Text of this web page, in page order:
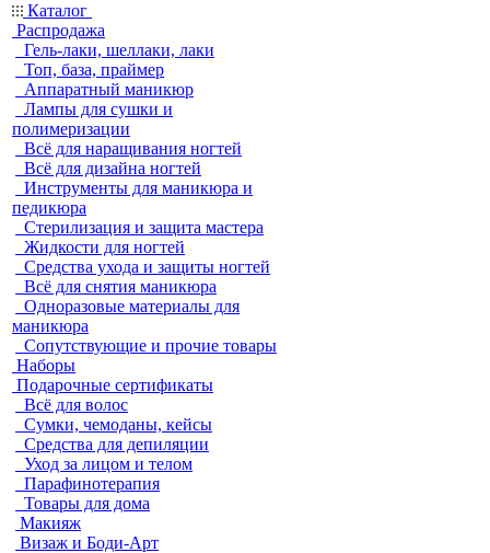
Каталог
Распродажа
Гель-лаки, шеллаки, лаки
Топ, база, праймер
Аппаратный маникюр
Лампы для сушки и
полимеризации
Всё для наращивания ногтей
Всё для дизайна ногтей
Инструменты для маникюра и
педикюра
Стерилизация и защита мастера
Жидкости для ногтей
Средства ухода и защиты ногтей
Всё для снятия маникюра
Одноразовые материалы для
маникюра
Сопутствующие и прочие товары
Наборы
Подарочные сертификаты
Всё для волос
Сумки, чемоданы, кейсы
Средства для депиляции
Уход за лицом и телом
Парафинотерапия
Товары для дома
Макияж
Визаж и Боди-Арт